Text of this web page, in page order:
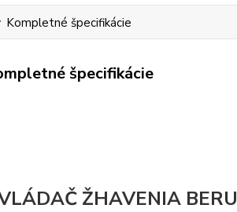
Kompletné špecifikácie
špecifikácie
ŽHAVENIA BERU